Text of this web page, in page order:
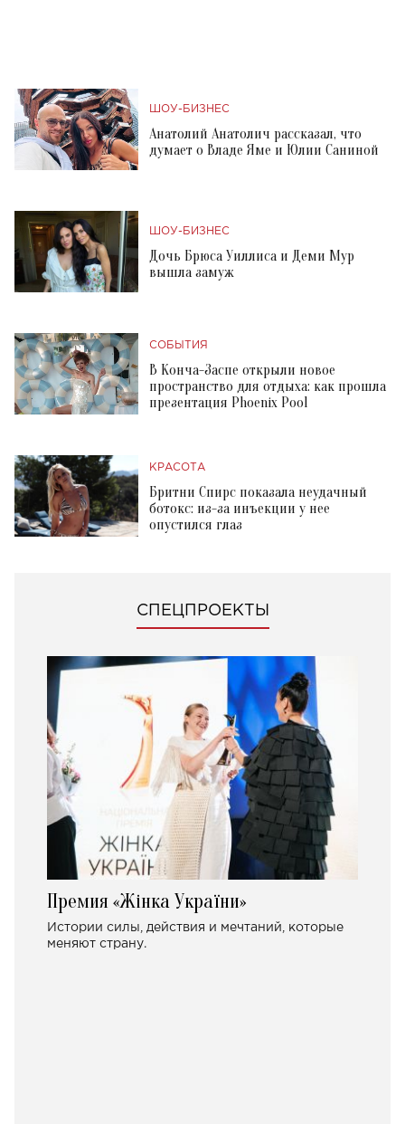
ШОУ-БИЗНЕС
Анатолий Анатолич рассказал, что
думает о Владе Яме и Юлии Саниной
ШОУ-БИЗНЕС
Дочь Брюса Уиллиса и Деми Мур
вышла замуж
СОБЫТИЯ
В Конча-Заспе открыли новое
пространство для отдыха: как прошла
презентация Phoenix Pool
КРАСОТА
Бритни Спирс показала неудачный
ботокс: из-за инъекции у нее
опустился глаз
СПЕЦПРОЕКТЫ
Премия «Жінка України»
Истории силы, действия и мечтаний, которые
меняют страну.